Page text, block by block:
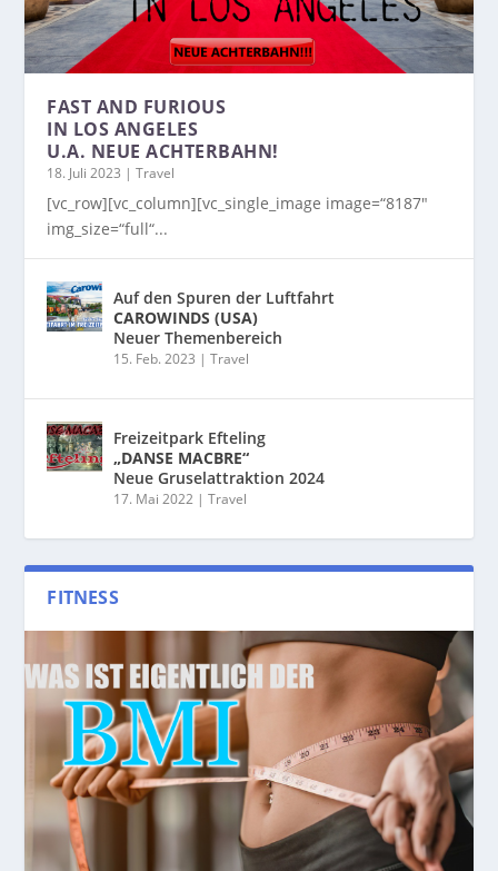
FAST AND FURIOUS
IN LOS ANGELES
U.A. NEUE ACHTERBAHN!
18. Juli 2023 |Travel
[vc_row][vc_column][vc_single_image image=“8187″
img_size=“full“...
Auf den Spuren der Luftfahrt
CAROWINDS (USA)
Neuer Themenbereich
15. Feb. 2023 |Travel
Freizeitpark Efteling
„DANSE MACBRE“
Neue Gruselattraktion 2024
17. Mai 2022 |Travel
FITNESS